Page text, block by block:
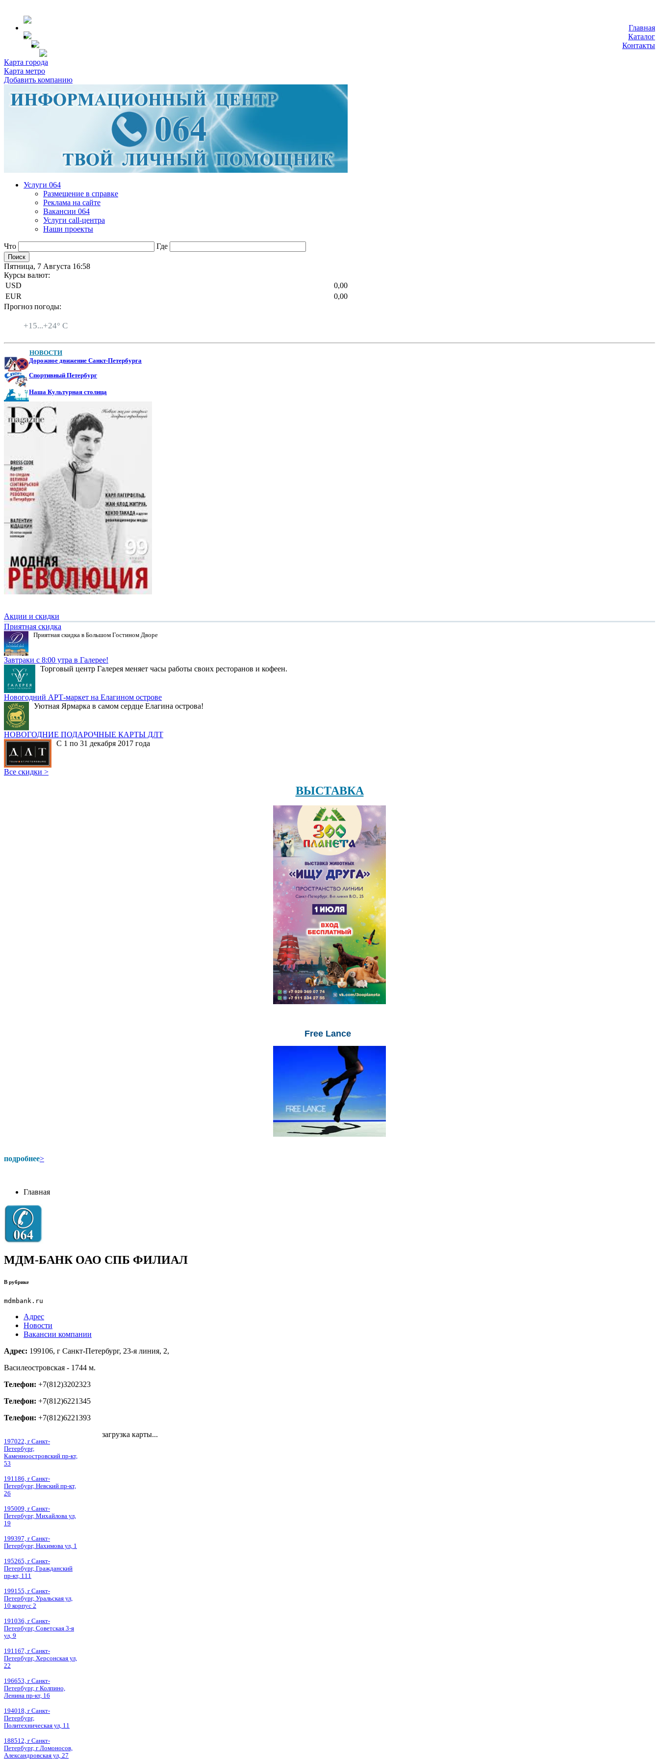
Главная
Каталог
Контакты
Карта города
Карта метро
Добавить компанию
Услуги 064
Размещение в справке
Реклама на сайте
Вакансии 064
Услуги call-центра
Наши проекты
Что Где
Пятница, 7 Августа 16:58
Курсы валют:
USD
0,00
EUR
0,00
Прогноз погоды:
+15...+24° C
НОВОСТИ
Дорожное движение Санкт-Петербурга
Спортивный Петербург
Наша Культурная столица
Акции и скидки
Приятная скидка
Приятная скидка в Большом Гостином Дворе
Завтраки с 8:00 утра в Галерее!
Торговый центр Галерея меняет часы работы своих ресторанов и кофеен.
Новогодний АРТ-маркет на Елагином острове
Уютная Ярмарка в самом сердце Елагина острова!
НОВОГОДНИЕ ПОДАРОЧНЫЕ КАРТЫ ДЛТ
С 1 по 31 декабря 2017 года
Все скидки >
ВЫСТАВКА
Free Lance
подробнее>
Главная
МДМ-БАНК ОАО СПБ ФИЛИАЛ
В рубрике
mdmbank.ru
Адрес
Новости
Вакансии компании
Адрес: 199106, г Санкт-Петербург, 23-я линия, 2,
Василеостровская - 1744 м.
Телефон: +7(812)3202323
Телефон: +7(812)6221345
Телефон: +7(812)6221393
197022, г Санкт-
Петербург,
Каменноостровский пр-кт,
53
191186, г Санкт-
Петербург, Невский пр-кт,
26
195009, г Санкт-
Петербург, Михайлова ул,
19
199397, г Санкт-
Петербург, Нахимова ул, 1
195265, г Санкт-
Петербург, Гражданский
пр-кт, 111
199155, г Санкт-
Петербург, Уральская ул,
10 корпус 2
191036, г Санкт-
Петербург, Советская 3-я
ул, 9
191167, г Санкт-
Петербург, Херсонская ул,
22
196653, г Санкт-
Петербург, г Колпино,
Ленина пр-кт, 16
194018, г Санкт-
Петербург,
Политехническая ул, 11
188512, г Санкт-
Петербург, г Ломоносов,
Александровская ул, 27
загрузка карты...